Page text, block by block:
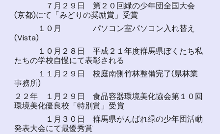
７月２９日 第２０回緑の少年団全国大会
(京都)にて「みどりの奨励賞」受賞
１０月 パソコン室パソコン入れ替え
(Vista)
１０月２８日 平成２１年度群馬県ぼくたち私
たちの学校自慢にて表彰される
１１月２９日 校庭南側竹林整備完了(県林業
事務所)
２２年 １月２９日 食品容器環境美化協会第１０回
環境美化優良校「特別賞」受賞
１月３０日 群馬県がんばれ緑の少年団活動
発表大会にて最優秀賞